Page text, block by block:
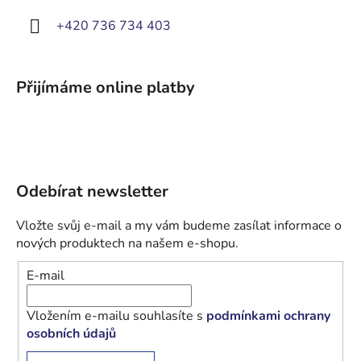
+420 736 734 403
Přijímáme online platby
Odebírat newsletter
Vložte svůj e-mail a my vám budeme zasílat informace o
nových produktech na našem e-shopu.
E-mail
Vložením e-mailu souhlasíte s podmínkami ochrany
osobních údajů